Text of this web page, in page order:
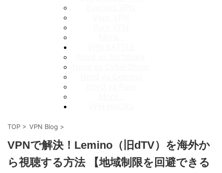
TOP > VPN Blog >
VPNで解決！Lemino（旧dTV）を海外か
ら視聴する方法 【地域制限を回避できる